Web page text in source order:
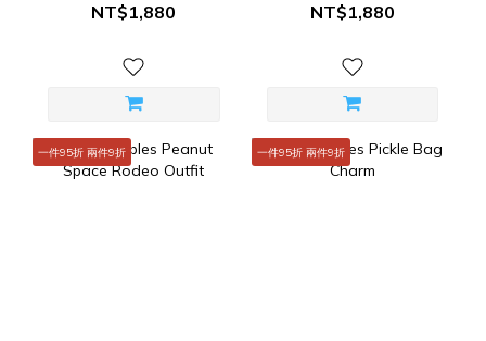
NT$1,880 NT$1,880
一件95折 兩件9折 一件95折 兩件9折